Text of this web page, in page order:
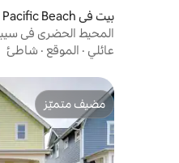
بيت في Pacific Beach
المحيط الحضري في
المدينة!
عائلي · الموقع · شاطئ
مضيف متميّز
مضيف متميّز